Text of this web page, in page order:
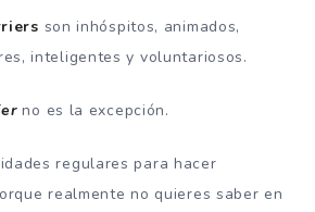
son inhóspitos, animados,
inteligentes y voluntariosos.
no es la excepción.
regulares para hacer
realmente no quieres saber en